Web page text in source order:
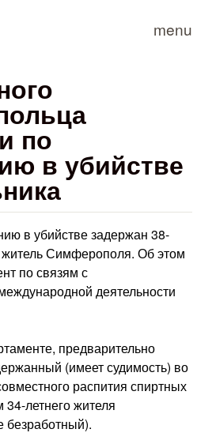
menu
по
в убийстве
в убийстве задержан 38-
Симферополя. Об этом
по связям с
деятельности
предварительно
(имеет судимость) во
распития спиртных
летнего жителя